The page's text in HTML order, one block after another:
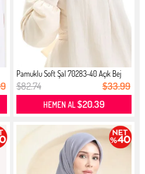
Pamuklu Soft Şal 70283-40 Açık Bej
$82.74 $33.99
HEMEN AL$20.39